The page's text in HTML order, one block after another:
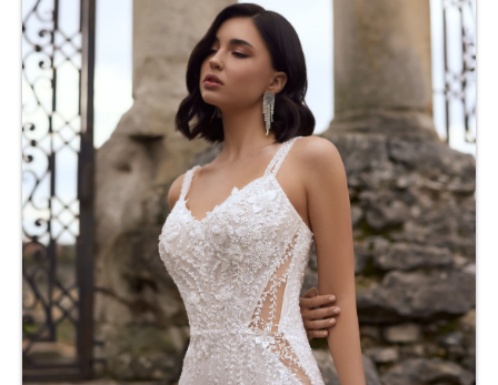
Complementos comunión
FESTERAS
NUESTRAS CLIENTAS
Donde estamos
Pide tu cita
Contacto
Nuestro taller
Nuestra Historia